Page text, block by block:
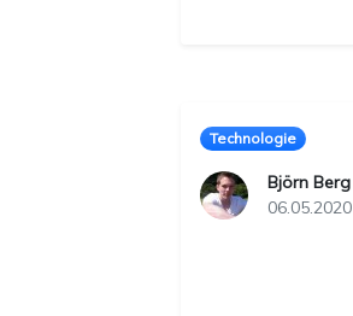
Technologie
Björn Berg
06.05.2020